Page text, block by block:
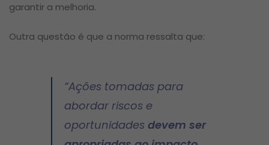
garantir a melhoria.
Outra questão é que a norma ressalta que:
“Ações tomadas para
abordar riscos e
oportunidades devem ser